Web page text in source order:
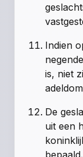
Indien
is, niet
De
uit een
bepaald.